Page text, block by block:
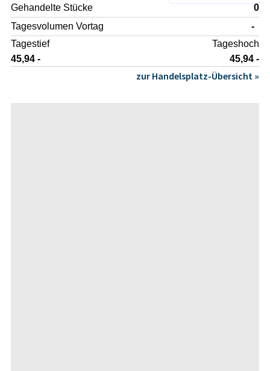
Gehandelte Stücke
0
Tagesvolumen Vortag
-
Tagestief
45,94 -
Tageshoch
45,94 -
zur Handelsplatz-Übersicht »